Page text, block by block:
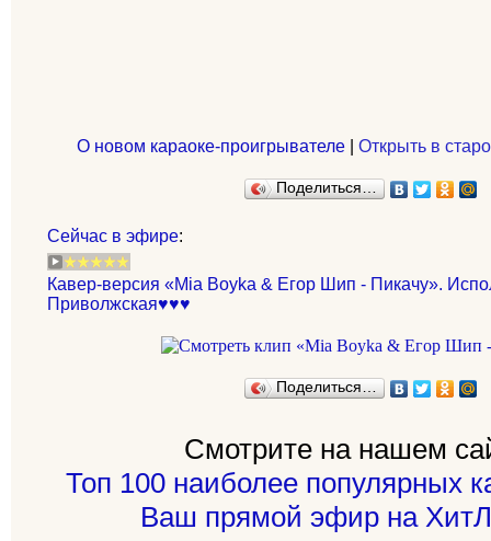
О новом караоке-проигрывателе| Открыть в
Поделиться…
Сейчас в эфире:
Кавер-версия «Mia Boyka & Егор Шип - Пикачу».
Приволжская♥♥♥
Поделиться…
Смотрите на нашем
Топ 100 наиболее популярных
Ваш прямой эфир на